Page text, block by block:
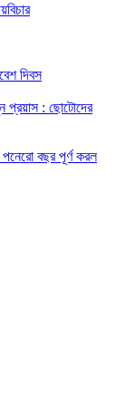
দিবস
প্রয়াস : ছোটোদের
বছর পূর্ণ করল